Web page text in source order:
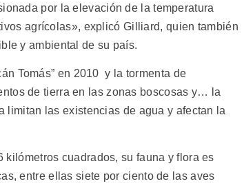
por la elevación de la temperatura
agrícolas», explicó Gilliard, quien también
y ambiental de su país.
Tomás” en 2010 y la tormenta de
de tierra en las zonas boscosas y… la
limitan las existencias de agua y afectan la
cuadrados, su fauna y flora es
entre ellas siete por ciento de las aves